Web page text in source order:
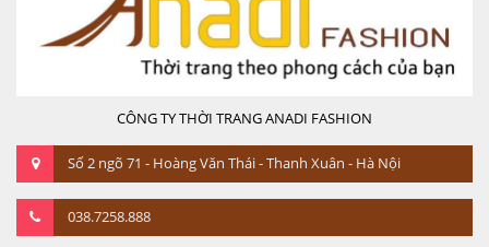
CÔNG TY THỜI TRANG ANADI FASHION
Số 2 ngõ 71 - Hoàng Văn Thái - Thanh Xuân - Hà Nội
038.7258.888